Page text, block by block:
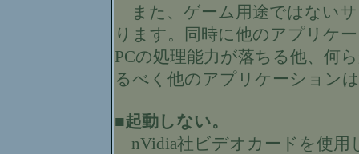
また、ゲーム用途ではない
ります。同時に他のアプリケ
PCの処理能力が落ちる他、何
るべく他のアプリケーション
■起動しない。
nVidia社ビデオカードを使用